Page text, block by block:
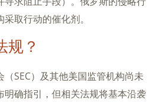
取行动的催化剂。
规？
SEC）及其他美国监管机构尚未
明确指引，但相关法规将基本沿袭